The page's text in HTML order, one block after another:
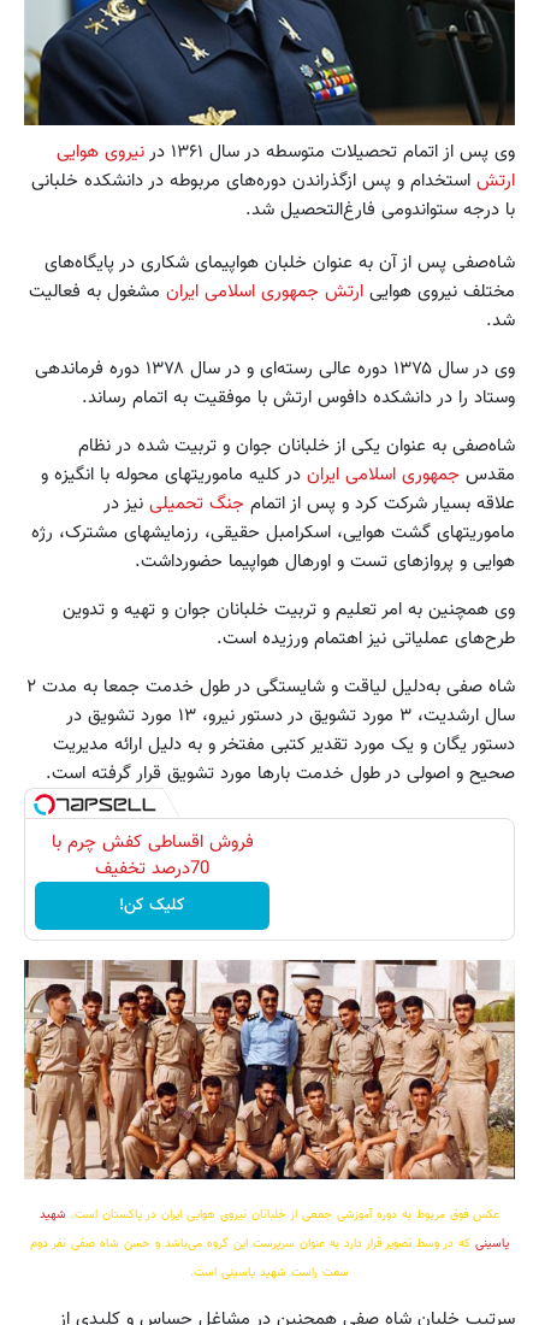
وی پس از اتمام تحصیلات متوسطه در سال ۱۳۶۱ در
نیروی هوایی
ارتش استخدام و پس ازگذراندن دوره‌های مربوطه در دانشکده خلبانی
با درجه ستواندومی فارغ‌التحصیل شد.
شاه‌صفی پس از آن به عنوان خلبان هواپیمای شکاری در پایگاه‌های
مختلف نیروی هوایی ارتش جمهوری اسلامی ایران مشغول به فعالیت
شد.
وی در سال ۱۳۷۵ دوره عالی رسته‌ای و در سال ۱۳۷۸ دوره فرماندهی
وستاد را در دانشکده دافوس ارتش با موفقیت به اتمام رساند.
شاه‌صفی به عنوان یکی از خلبانان جوان و تربیت شده در نظام
مقدس جمهوری اسلامی ایران در کلیه ماموریتهای محوله با انگیزه و
علاقه بسیار شرکت کرد و پس از اتمام جنگ تحمیلی نیز در
ماموریتهای گشت هوایی، اسکرامبل حقیقی، رزمایشهای مشترک، رژه
هوایی و پروازهای تست و اورهال هواپیما حضورداشت.
وی همچنین به امر تعلیم و تربیت خلبانان جوان و تهیه و تدوین
طرح‌های عملیاتی نیز اهتمام ورزیده است.
شاه صفی به‌دلیل لیاقت و شایستگی در طول خدمت جمعا به مدت ۲
سال ارشدیت، ۳ مورد تشویق در دستور نیرو، ۱۳ مورد تشویق در
دستور یگان و یک مورد تقدیر کتبی مفتخر و به دلیل ارائه مدیریت
صحیح و اصولی در طول خدمت بارها مورد تشویق قرار گرفته است.
فروش اقساطی کفش چرم با
70درصد تخفیف
کلیک کن!
عکس فوق مربوط به دوره آموزشی جمعی از خلبانان نیروی هوایی ایران در پاکستان است. شهید
یاسینی که در وسط تصویر قرار دارد به عنوان سرپرست این گروه می‌باشد و حسن شاه صفی نفر دوم
سمت راست شهید یاسینی است.
سرتیپ خلبان شاه صفی همچنین در مشاغل حساس و کلیدی از